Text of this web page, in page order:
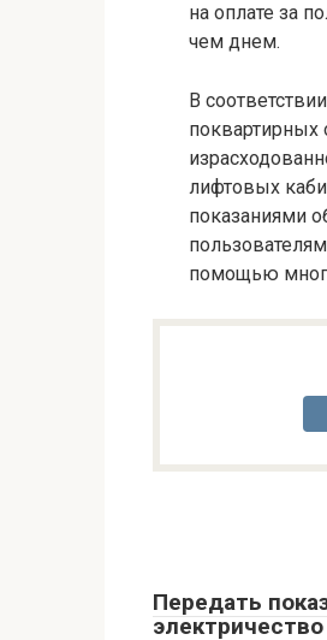
на оплате за
чем днем.
В
поквартирных
лифтовых
показаниями
помощью
Передать